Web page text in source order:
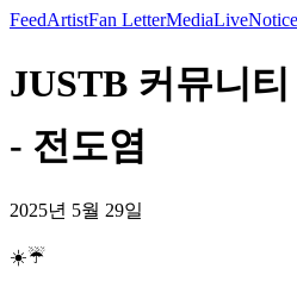
FeedArtistFan LetterMediaLiveNotice
JUSTB 커뮤니
- 전도염
2025년 5월 29일
☀️☔️